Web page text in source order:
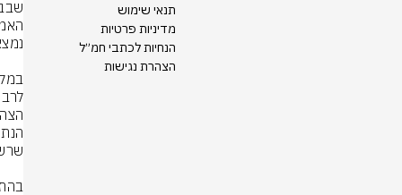
תנאי שימוש
מדיניות פרטיות
הנחיות לכתבי חמ״ל
הצהרת נגישות